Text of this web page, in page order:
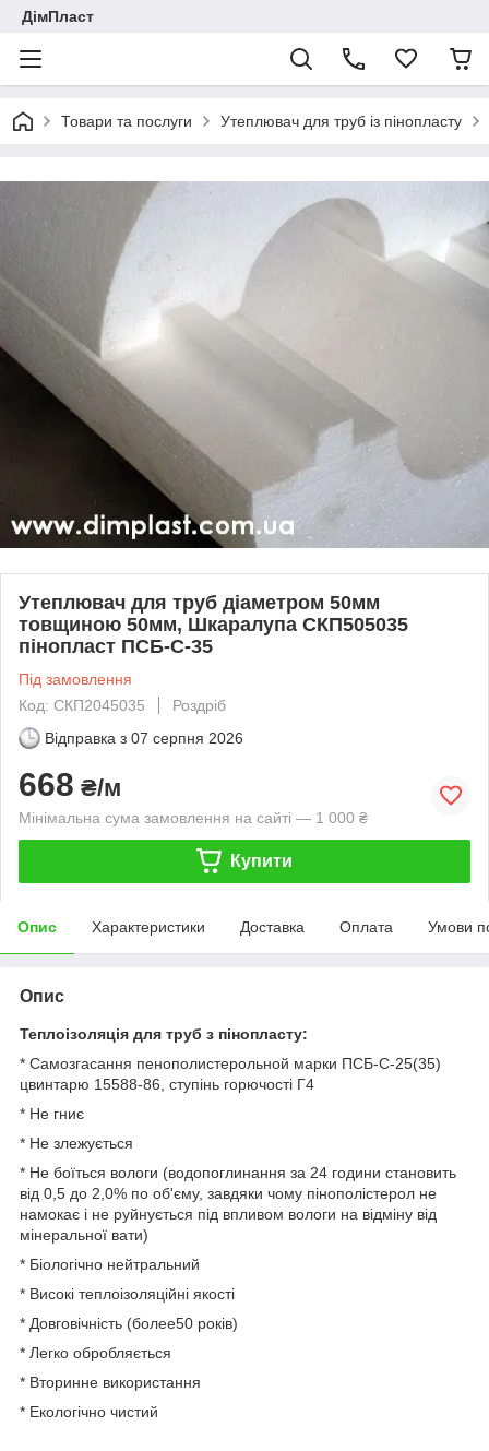
ДімПласт
Товари та послуги Утеплювач для труб із пінопласту
Утеплювач для труб діаметром 50мм
товщиною 50мм, Шкаралупа СКП505035
пінопласт ПСБ-С-35
Під замовлення
Код: СКП2045035
Роздріб
Відправка з 07 серпня 2026
668 ₴/м
Мінімальна сума замовлення на сайті — 1 000 ₴
Купити
Опис Характеристики Доставка Оплата Умови
Опис
Теплоізоляція для труб з пінопласту:
* Самозгасання пенополистерольной марки ПСБ-С-25(35)
цвинтарю 15588-86, ступінь горючості Г4
* Не гниє
* Не злежується
* Не боїться вологи (водопоглинання за 24 години становить
від 0,5 до 2,0% по об'єму, завдяки чому пінополістерол не
намокає і не руйнується під впливом вологи на відміну від
мінеральної вати)
* Біологічно нейтральний
* Високі теплоізоляційні якості
* Довговічність (более50 років)
* Легко обробляється
* Вторинне використання
* Екологічно чистий